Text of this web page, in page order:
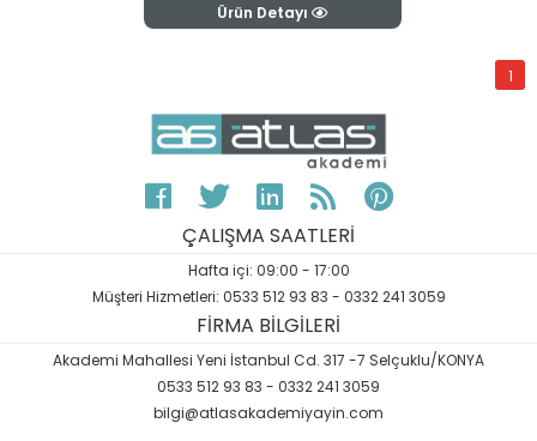
Ürün Detayı
1
ÇALIŞMA SAATLERİ
Hafta içi: 09:00 - 17:00
Müşteri Hizmetleri: 0533 512 93 83 - 0332 241 3059
FİRMA BİLGİLERİ
Akademi Mahallesi Yeni İstanbul Cd. 317 -7 Selçuklu/KONYA
0533 512 93 83 - 0332 241 3059
bilgi@atlasakademiyayin.com